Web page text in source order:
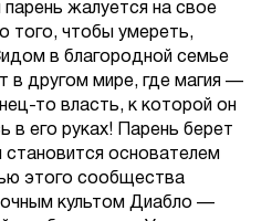
жалуется на свое
того, чтобы умереть,
в благородной семье
в другом мире, где магия —
то власть, к которой он
в его руках! Парень берет
становится основателем
этого сообщества
культом Диабло —